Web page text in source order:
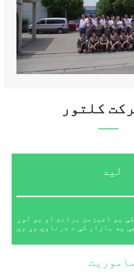
کلتور
لید
یو اغیزمن برانډ او یو لوړ
په بازار کې د درناوي وړ وي
ماموریت